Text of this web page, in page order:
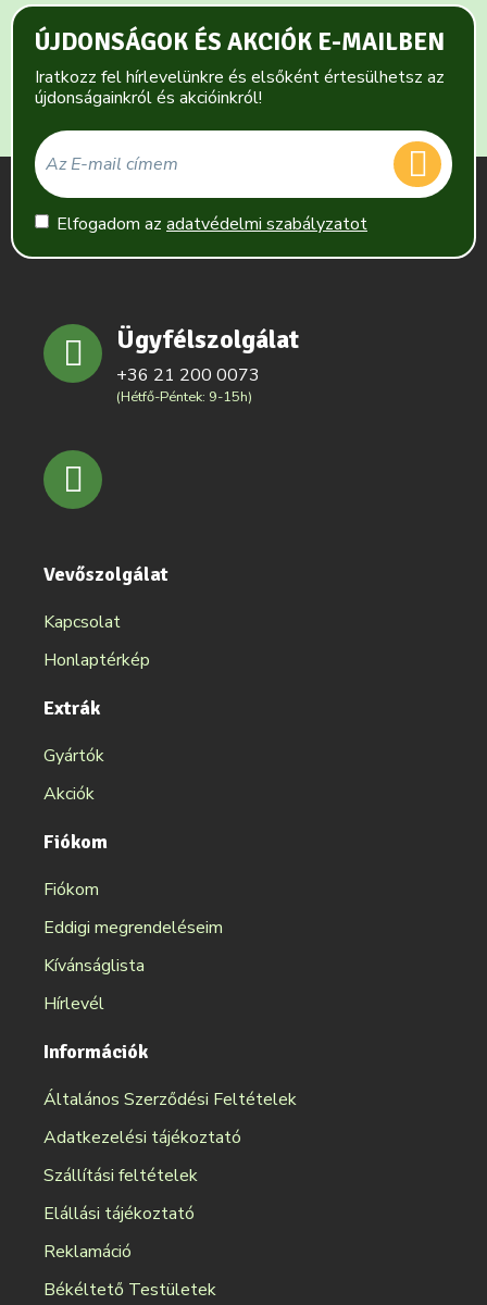
ÚJDONSÁGOK ÉS AKCIÓK E-MAILBEN
Iratkozz fel hírlevelünkre és elsőként értesülhetsz az
újdonságainkról és akcióinkról!
Elfogadom az adatvédelmi szabályzatot
Ügyfélszolgálat
+36 21 200 0073
(Hétfő-Péntek: 9-15h)
Vevőszolgálat
Kapcsolat
Honlaptérkép
Extrák
Gyártók
Akciók
Fiókom
Fiókom
Eddigi megrendeléseim
Kívánságlista
Hírlevél
Információk
Általános Szerződési Feltételek
Adatkezelési tájékoztató
Szállítási feltételek
Elállási tájékoztató
Reklamáció
Békéltető Testületek